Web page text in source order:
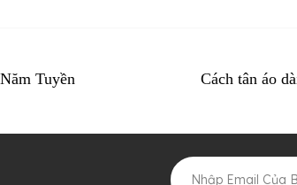
Tuyền
Cách tân áo